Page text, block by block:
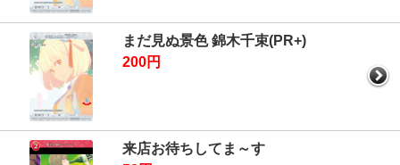
まだ見ぬ景色 錦木千束(PR+)
200円
来店お待ちしてま～す